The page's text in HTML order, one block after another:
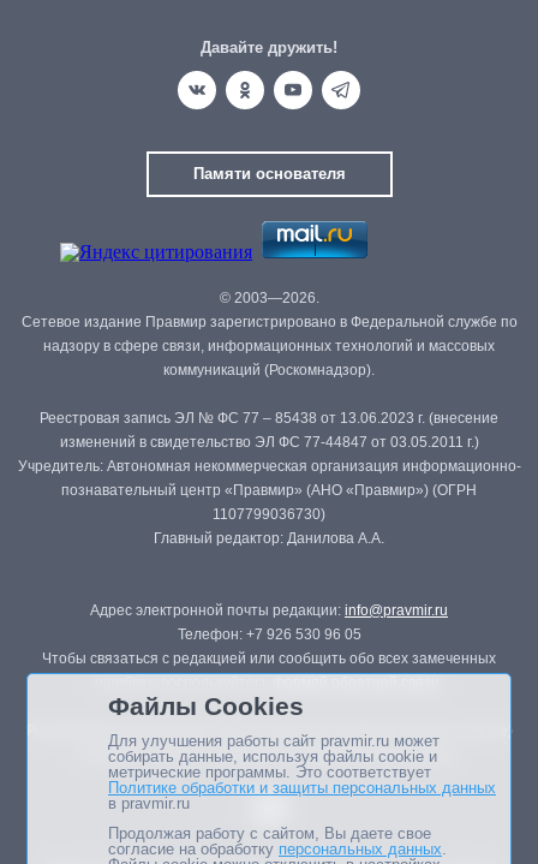
Давайте дружить!
Памяти основателя
© 2003—2026.
Сетевое издание Правмир зарегистрировано в Федеральной службе по
надзору в сфере связи, информационных технологий и массовых
коммуникаций (Роскомнадзор).
Реестровая запись ЭЛ № ФС 77 – 85438 от 13.06.2023 г. (внесение
изменений в свидетельство ЭЛ ФС 77-44847 от 03.05.2011 г.)
Учредитель: Автономная некоммерческая организация информационно-
познавательный центр «Правмир» (АНО «Правмир») (ОГРН
1107799036730)
Главный редактор: Данилова А.А.
Адрес электронной почты редакции: info@pravmir.ru
Телефон: +7 926 530 96 05
Чтобы связаться с редакцией или сообщить обо всех замеченных
Републикация материалов сайта в печатных изданиях (книгах, прессе)
возможна только с письменного разрешения редакции.
Файлы Cookies
Для улучшения работы сайт pravmir.ru может
собирать данные, используя файлы cookie и
метрические программы. Это соответствует
Политике обработки и защиты персональных данных
в pravmir.ru
Продолжая работу с сайтом, Вы даете свое
согласие на обработку персональных данных.